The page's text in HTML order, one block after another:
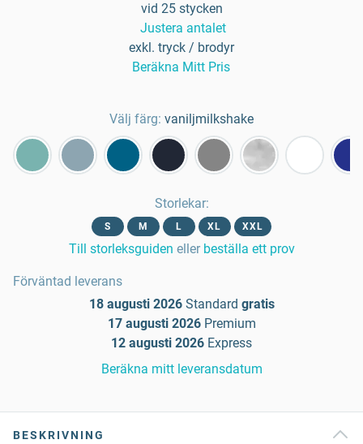
vid 25 stycken
Justera antalet
exkl. tryck / brodyr
Beräkna Mitt Pris
Välj färg: vaniljmilkshake
Storlekar:
S M L XL XXL
Till storleksguiden eller beställa ett prov
Förväntad leverans
18 augusti 2026 Standard gratis
17 augusti 2026 Premium
12 augusti 2026 Express
Beräkna mitt leveransdatum
BESKRIVNING